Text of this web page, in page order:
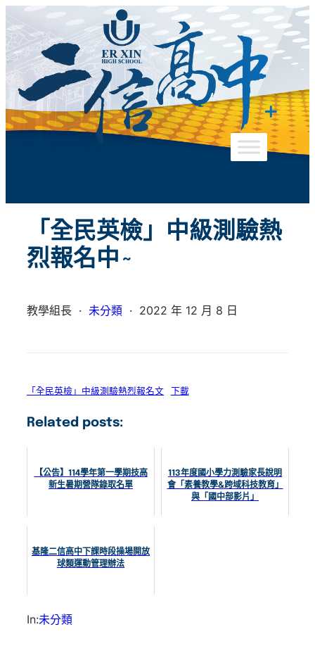
至
主
容
「全民英檢」中級測驗熱
烈報名中~
教學組長 · 未分類 · 2022 年 12 月 8 日
「全民英檢」中級測驗熱烈報名文 下載
Related posts:
【公告】114學年第一學期技高
新生暑期營隊錄取名單
113年度國小學力測驗家長說明
會「素養教學&跨域科技教育」
與「國中部影片」
基隆二信高中下課時段操場開放
球類運動管理辦法
In:未分類